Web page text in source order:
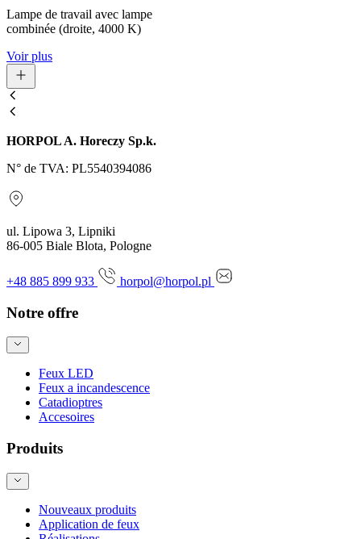
Lampe de travail avec lampe
combinée (droite, 4000 K)
Voir plus
HORPOL A. Horeczy Sp.k.
N° de TVA: PL5540394086
ul. Lipowa 3, Lipniki
86-005 Biale Blota, Pologne
+48 885 899 933 horpol@horpol.pl
Notre offre
Feux LED
Feux a incandescence
Catadioptres
Accesoires
Produits
Nouveaux produits
Application de feux